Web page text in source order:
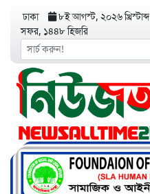
ঢাকা ৮ই আগস্ট, ২০২৬ খ্রিস্টাব্দ
সফর, ১৪৪৮ হিজরি